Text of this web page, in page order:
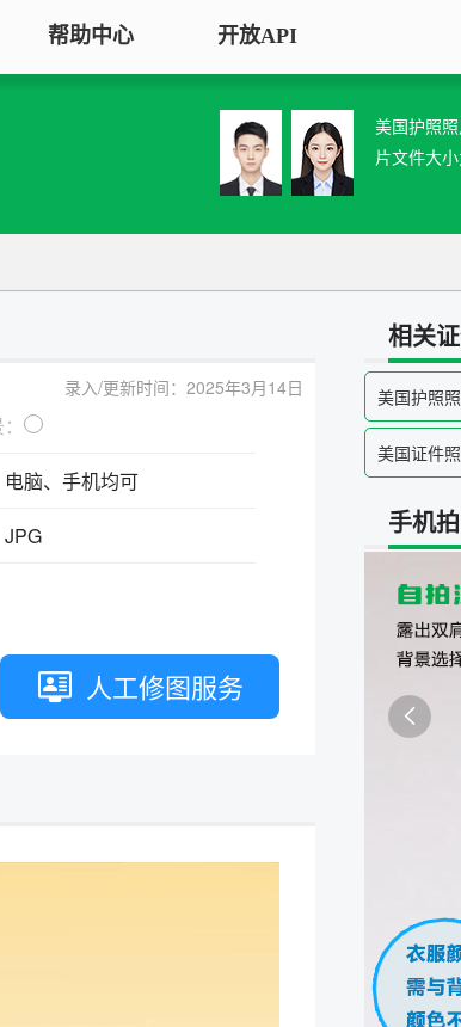
全程报名
证件照采集系统
全国中小学生学籍
银行社保卡照片采
退役军人优待证照
中小学证件照采集系
高校证件照采集系统
制卡印刷&照片采集
DPI/PPI）
单位，如毫米、
白灰
证件照排版
将单张证件照排版
用于打印
常用文档纸张
A3/A4/B5/营业执
帮助中心 开放API
美国护照
片文件大
录入/更新时间：2025年3月14日
电脑、手机均可
JPG
人工修图服务
相关
美国护照
美国证件
手机
